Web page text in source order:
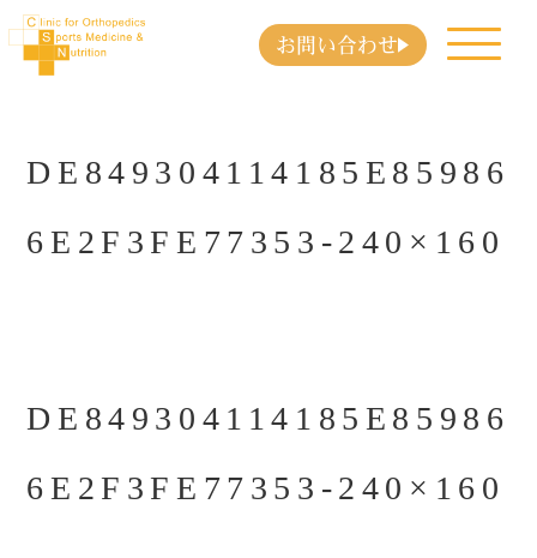
お問い合わせ
DE849304114185E85986
6E2F3FE77353-240×160
DE849304114185E85986
6E2F3FE77353-240×160